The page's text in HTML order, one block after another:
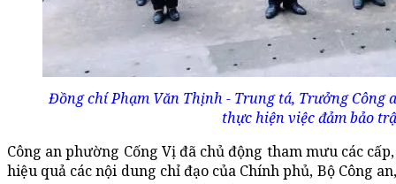
Đồng chí Phạm Văn Thịnh - Trung tá, Trưởng Công
thực hiện việc đảm bảo
Công an phường Cống Vị đã chủ động tham mưu các
hiệu quả các nội dung chỉ đạo của Chính phủ, Bộ Công